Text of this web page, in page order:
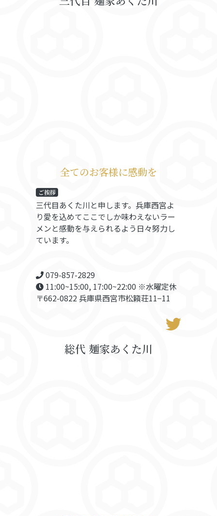
全てのお客様に感動を
ご挨拶
三代目あくた川と申します。兵庫西宮よ
り愛を込めてここでしか味わえないラー
メンと感動を与えられるよう日々努力し
ています。
079-857-2829
11:00~15:00, 17:00~22:00 ※水曜定休
〒662-0822 兵庫県西宮市松籟荘11−11
総代 麺家あくた川